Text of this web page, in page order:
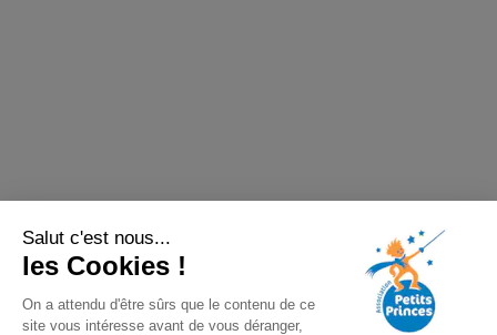
Salut c'est nous...
les Cookies !
On a attendu d'être sûrs que le contenu de ce
site vous intéresse avant de vous déranger,